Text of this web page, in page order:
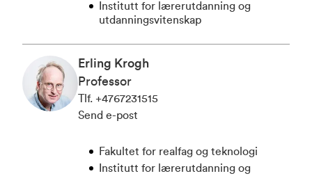
Institutt for lærerutdanning og
utdanningsvitenskap
Erling Krogh
Professor
Tlf. +4767231515
Send e-post
Fakultet for realfag og teknologi
Institutt for lærerutdanning og